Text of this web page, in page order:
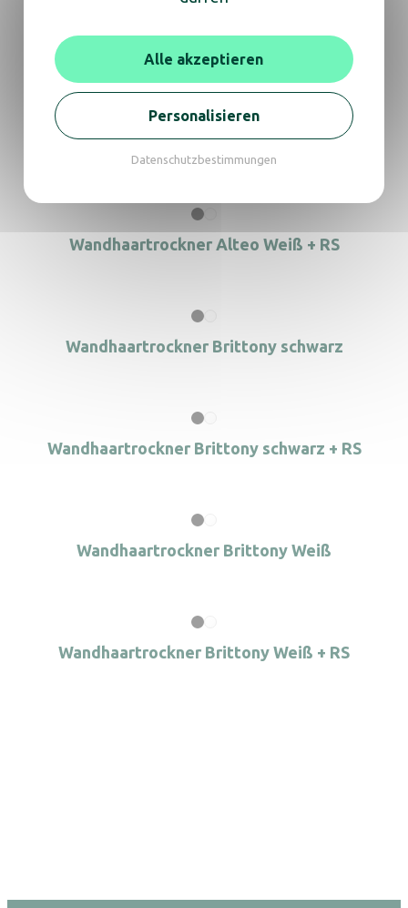
Wandhaartrockner Alteo schwarz + RS
Wandhaartrockner Alteo Weiß
Wandhaartrockner Alteo Weiß + RS
Wandhaartrockner Brittony schwarz
Wandhaartrockner Brittony schwarz + RS
Wandhaartrockner Brittony Weiß
Wandhaartrockner Brittony Weiß + RS
Alle akzeptieren
Personalisieren
Datenschutzbestimmungen